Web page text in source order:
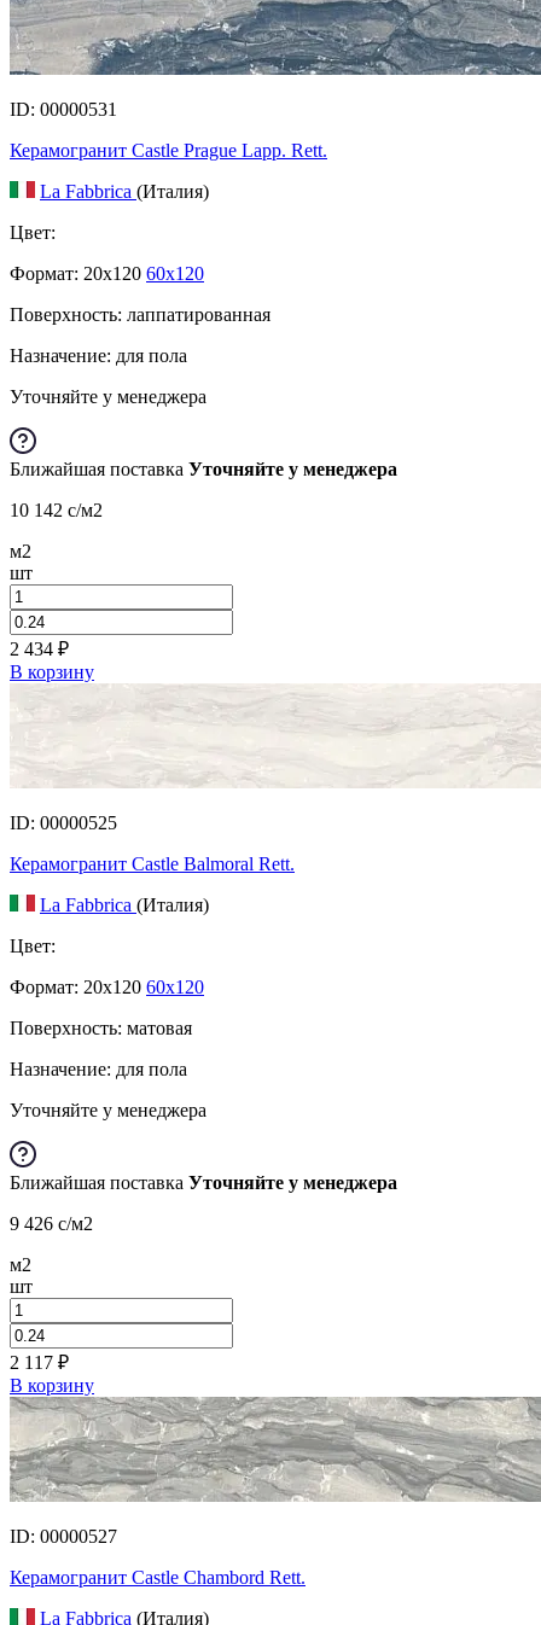
ID: 00000531
Керамогранит Castle Prague Lapp. Rett.
La Fabbrica (Италия)
Цвет:
Формат: 20x120 60x120
Поверхность: лаппатированная
Назначение: для пола
Уточняйте у менеджера
Ближайшая поставка Уточняйте у менеджера
10 142 c/м2
м2
шт
2 434 ₽
В корзину
ID: 00000525
Керамогранит Castle Balmoral Rett.
La Fabbrica (Италия)
Цвет:
Формат: 20x120 60x120
Поверхность: матовая
Назначение: для пола
Уточняйте у менеджера
Ближайшая поставка Уточняйте у менеджера
9 426 c/м2
м2
шт
2 117 ₽
В корзину
ID: 00000527
Керамогранит Castle Chambord Rett.
La Fabbrica (Италия)